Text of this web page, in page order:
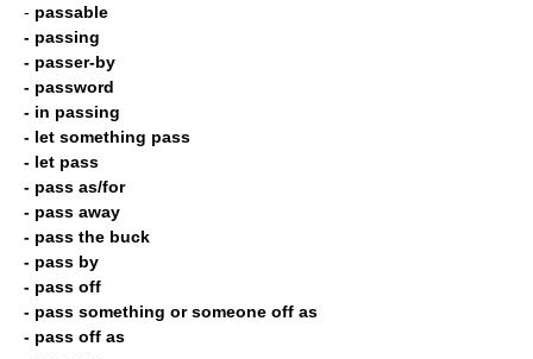
- passable
- passing
- passer-by
- password
- in passing
- let something pass
- let pass
- pass as/for
- pass away
- pass the buck
- pass by
- pass off
- pass something or someone off as
- pass off as